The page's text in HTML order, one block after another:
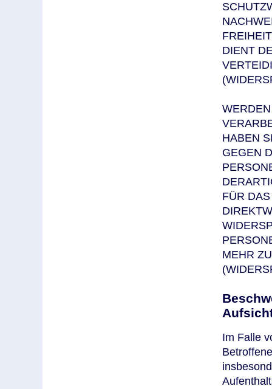
DIENT
HABEN
GEGEN
FÜR
MEHR
Im Falle